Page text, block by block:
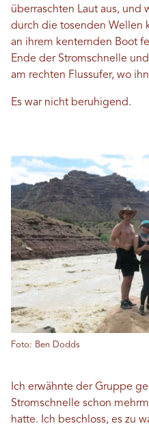
überraschten Laut aus, und
durch die tosenden Wellen
an ihrem kenternden Boot
Ende der Stromschnelle
am rechten Flussufer, wo
Es war nicht beruhigend.
Foto: Ben Dodds
Ich erwähnte der Gruppe
Stromschnelle schon
hatte. Ich beschloss, es zu